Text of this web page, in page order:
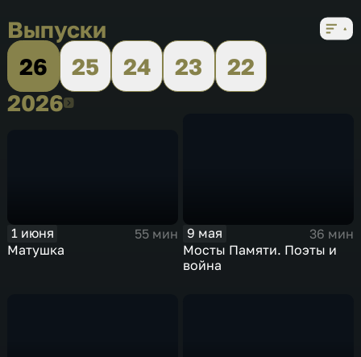
Выпуски
26
25 24 23
22
20262026
1 июня
55 мин
Матушка
9 мая
36 мин
Мосты Памяти. Поэты и
война